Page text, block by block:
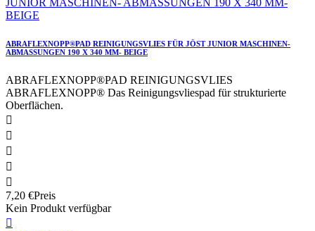
ABRAFLEXNOPP®PAD REINIGUNGSVLIES FÜR JÖST JUNIOR MASCHINEN-
ABMASSUNGEN 190 X 340 MM- BEIGE
ABRAFLEXNOPP®PAD REINIGUNGSVLIES
ABRAFLEXNOPP® Das Reinigungsvliespad für strukturierte
Oberflächen.





7,20 €Preis
Kein Produkt verfügbar
